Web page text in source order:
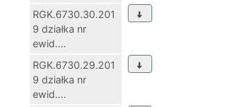
RGK.6730.30.201
9 działka nr
ewid....
RGK.6730.29.201
9 działka nr
ewid....